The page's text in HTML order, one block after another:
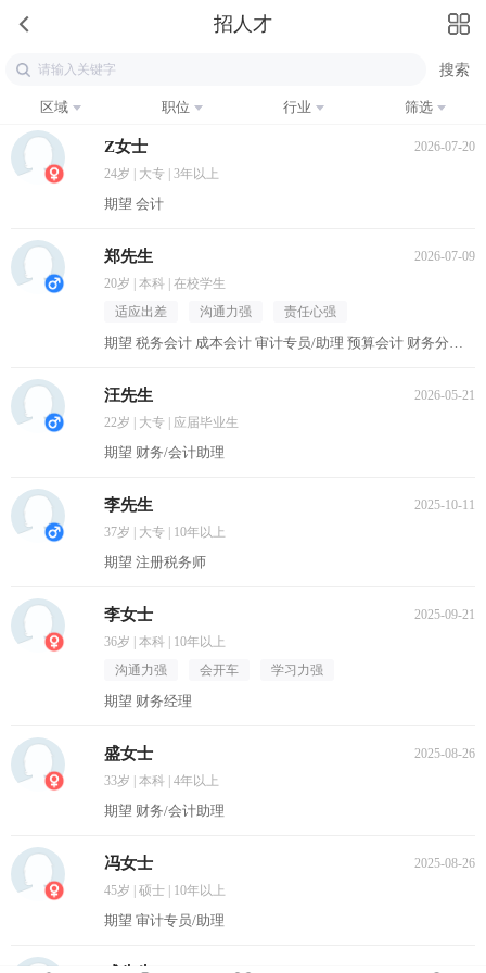
招人才
区域 职位 行业 筛选
Z女士
2026-07-20
24岁 | 大专 | 3年以上
期望 会计
郑先生
2026-07-09
20岁 | 本科 | 在校学生
适应出差
沟通力强 责任心强
期望 税务会计 成本会计 审计专员/助理 预算会计 财务分析员
汪先生
2026-05-21
22岁 | 大专 | 应届毕业生
期望 财务/会计助理
李先生
2025-10-11
37岁 | 大专 | 10年以上
期望 注册税务师
李女士
2025-09-21
36岁 | 本科 | 10年以上
沟通力强
会开车 学习力强
期望 财务经理
盛女士
2025-08-26
33岁 | 本科 | 4年以上
期望 财务/会计助理
冯女士
2025-08-26
45岁 | 硕士 | 10年以上
期望 审计专员/助理